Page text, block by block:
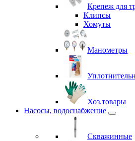
Крепеж для
Клипсы
Хомуты
Манометры
Хоз.товары
Насосы, водоснабжение
Скважинные